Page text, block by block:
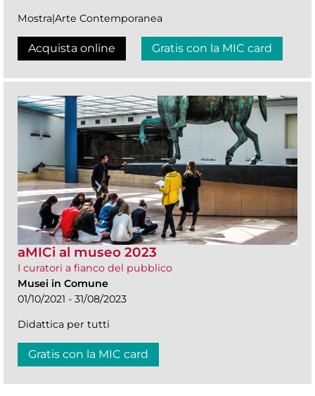
Mostra|Arte Contemporanea
Acquista online Gratis con la MIC card
aMICi al museo 2023
I curatori a fianco del pubblico
Musei in Comune
01/10/2021 - 31/08/2023
Didattica per tutti
Gratis con la MIC card